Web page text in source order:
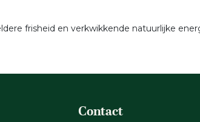
frisheid en verkwikkende natuurlijke
Contact